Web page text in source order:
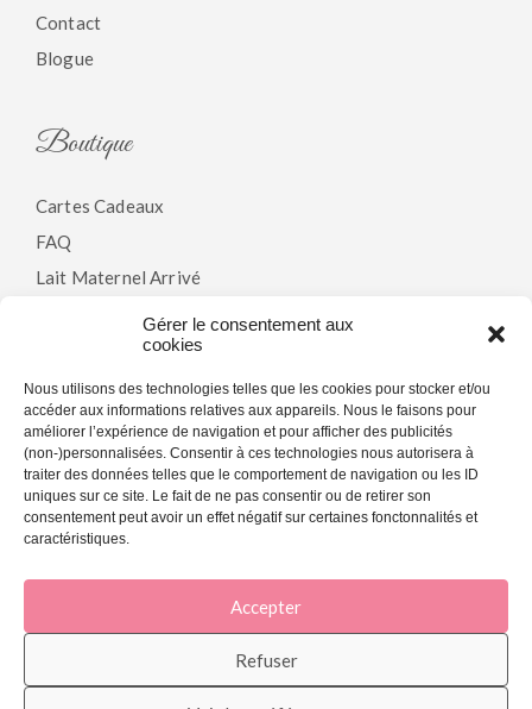
Gérer le consentement aux
cookies
Nous utilisons des technologies telles que les cookies pour stocker et/ou
accéder aux informations relatives aux appareils. Nous le faisons pour
améliorer l’expérience de navigation et pour afficher des publicités
(non-)personnalisées. Consentir à ces technologies nous autorisera à
traiter des données telles que le comportement de navigation ou les ID
uniques sur ce site. Le fait de ne pas consentir ou de retirer son
consentement peut avoir un effet négatif sur certaines fonctonnalités et
caractéristiques.
Accepter
Refuser
Contact
Blogue
Boutique
Cartes Cadeaux
FAQ
Lait Maternel Arrivé
Modalités & Conditions
Politique De Confidentialité
Politique De Cookies (CA)
© 2026 La Joie En Rose - Agence marketing web et SEO -
Web.